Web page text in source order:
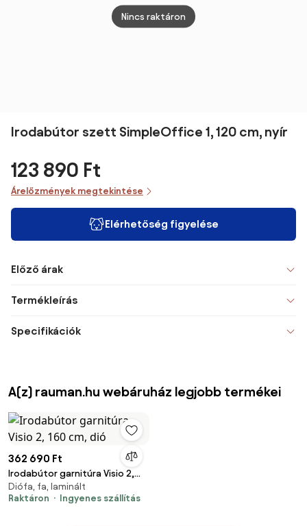
Nincs raktáron
Irodabútor szett SimpleOffice 1, 120 cm, nyír
123 890 Ft
Árelőzmények megtekintése
Elérhetőség figyelése
Előző árak
Termékleírás
Specifikációk
A(z) rauman.hu webáruház legjobb termékei
362 690 Ft
Irodabútor garnitúra Visio 2,
160 cm, dió
Diófa, fa, laminált
Raktáron
Ingyenes szállítás